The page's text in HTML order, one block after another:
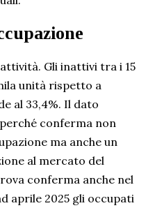
Gli inattivi tra i 15
unità rispetto a
al 33,4%. Il dato
conferma non
ma anche un
al mercato del
conferma anche nel
aprile 2025 gli occupati